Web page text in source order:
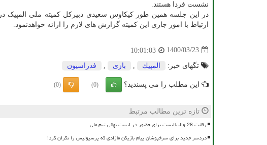
نشست فردا هستند.
در این جلسه همین طور کیکاوس سعیدی دبیرکل کمیته ملی المپیک در
ارتباط با امور جاری این کمیته گزارش های لازم را ارائه خواهدنمود.
1400/03/23
10:01:03
تگهای خبر: المپیك بازی فدراسیون
این مطلب را می پسندید؟ (0)
(0)
تازه ترین مطالب مرتبط
رقابت 28 والیبالیست برای حضور در لیست نهائی تیم ملی
دردسر جدید برای سرخپوشان پیام بازیکن مازادی که پرسپولیس را نگران کرد!